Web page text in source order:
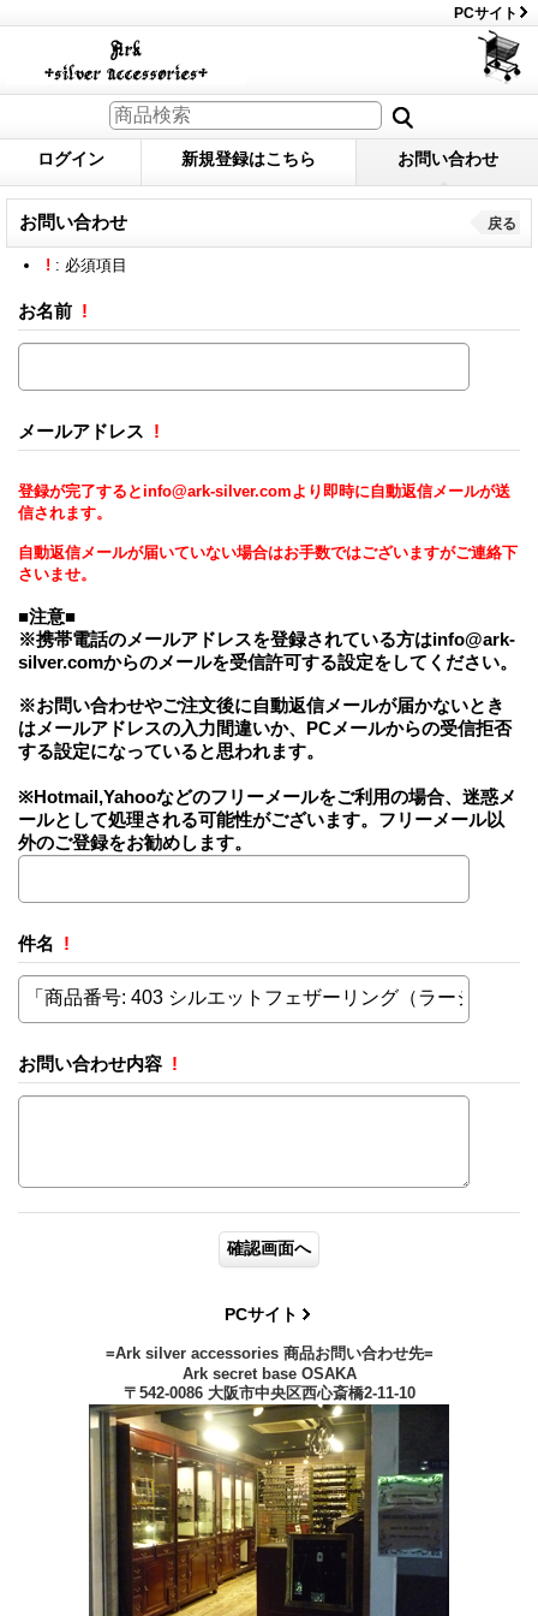
PCサイト
ログイン 新規登録はこちら お問い合わせ
お問い合わせ 戻る
! : 必須項目
お名前 !
メールアドレス !
登録が完了するとinfo@ark-silver.comより即時に自動返信メールが送
信されます。
自動返信メールが届いていない場合はお手数ではございますがご連絡下
さいませ。
■注意■
※携帯電話のメールアドレスを登録されている方はinfo@ark-
silver.comからのメールを受信許可する設定をしてください。
※お問い合わせやご注文後に自動返信メールが届かないとき
はメールアドレスの入力間違いか、PCメールからの受信拒否
する設定になっていると思われます。
※Hotmail,Yahooなどのフリーメールをご利用の場合、迷惑メ
ールとして処理される可能性がございます。フリーメール以
外のご登録をお勧めします。
件名 !
お問い合わせ内容 !
PCサイト
=Ark silver accessories 商品お問い合わせ先=
Ark secret base OSAKA
〒542-0086 大阪市中央区西心斎橋2-11-10